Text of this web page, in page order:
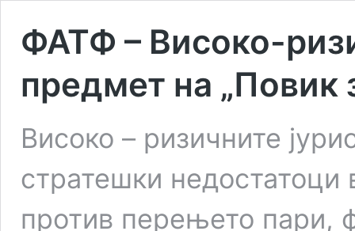
ФАТФ – Високо-
предмет на „Повик
Високо – ризичните
стратешки недостатоци
против перењето пари,